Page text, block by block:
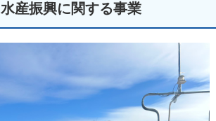
水産振興に関する事業